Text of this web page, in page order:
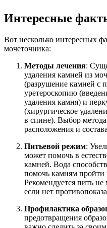
Интересные
Вот несколько интересных
мочеточника:
Методы лечения:
удаления камней из
(разрушение камней с
уретероскопию
удаления камня) и
(хирургическое
в спине). Выбор метода
расположения и
Питьевой режим:
может помочь в
камней. Вода
помочь камням пройти
Рекомендуется пить
если нет
Профилактика
предотвращения